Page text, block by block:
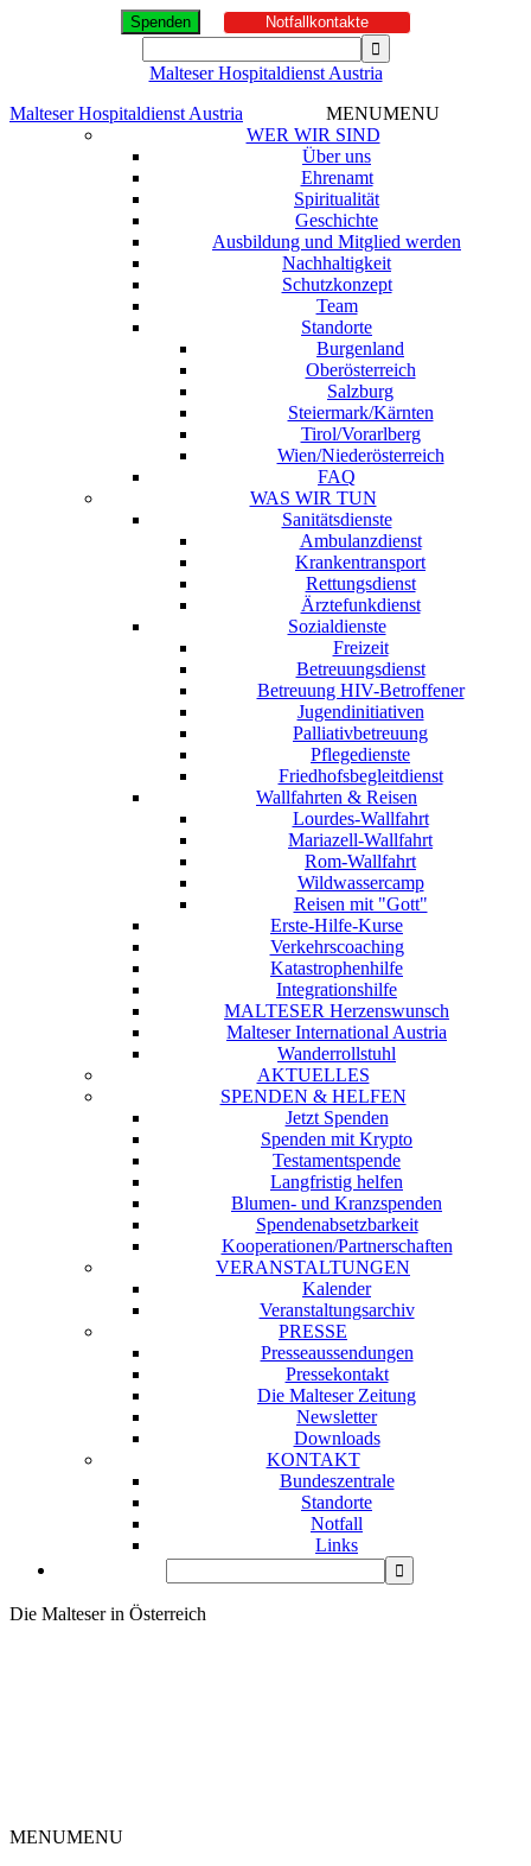
Spenden Notfallkontakte
Malteser Hospitaldienst Austria
Malteser Hospitaldienst Austria
MENUMENU
WER WIR SIND
Über uns
Ehrenamt
Spiritualität
Geschichte
Ausbildung und Mitglied werden
Nachhaltigkeit
Schutzkonzept
Team
Standorte
Burgenland
Oberösterreich
Salzburg
Steiermark/Kärnten
Tirol/Vorarlberg
Wien/Niederösterreich
FAQ
WAS WIR TUN
Sanitätsdienste
Ambulanzdienst
Krankentransport
Rettungsdienst
Ärztefunkdienst
Sozialdienste
Freizeit
Betreuungsdienst
Betreuung HIV-Betroffener
Jugendinitiativen
Palliativbetreuung
Pflegedienste
Friedhofsbegleitdienst
Wallfahrten & Reisen
Lourdes-Wallfahrt
Mariazell-Wallfahrt
Rom-Wallfahrt
Wildwassercamp
Reisen mit "Gott"
Erste-Hilfe-Kurse
Verkehrscoaching
Katastrophenhilfe
Integrationshilfe
MALTESER Herzenswunsch
Malteser International Austria
Wanderrollstuhl
AKTUELLES
SPENDEN & HELFEN
Jetzt Spenden
Spenden mit Krypto
Testamentspende
Langfristig helfen
Blumen- und Kranzspenden
Spendenabsetzbarkeit
Kooperationen/Partnerschaften
VERANSTALTUNGEN
Kalender
Veranstaltungsarchiv
PRESSE
Presseaussendungen
Pressekontakt
Die Malteser Zeitung
Newsletter
Downloads
KONTAKT
Bundeszentrale
Standorte
Notfall
Links
Die Malteser in Österreich
MENUMENU